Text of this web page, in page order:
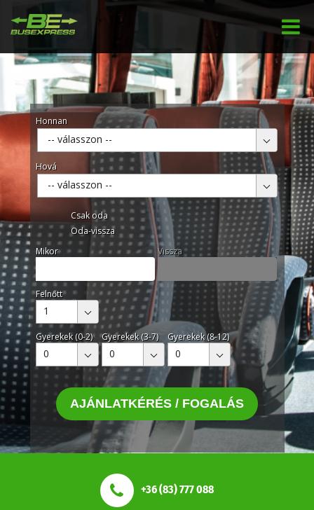
Honnan
-- válasszon --
Hová
-- válasszon --
Csak oda
Oda-vissza
Mikor
Vissza
Felnőtt
1
Gyerekek (0-2)
0
Gyerekek (3-7)
0
Gyerekek (8-12)
0
AJÁNLATKÉRÉS / FOGALÁS
+36 (83) 777 088